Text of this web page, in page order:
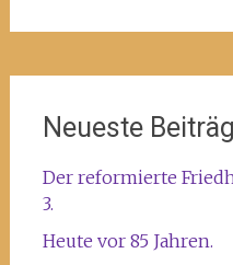
Neueste
Der reformierte
3.
Heute vor 85 Jahren.